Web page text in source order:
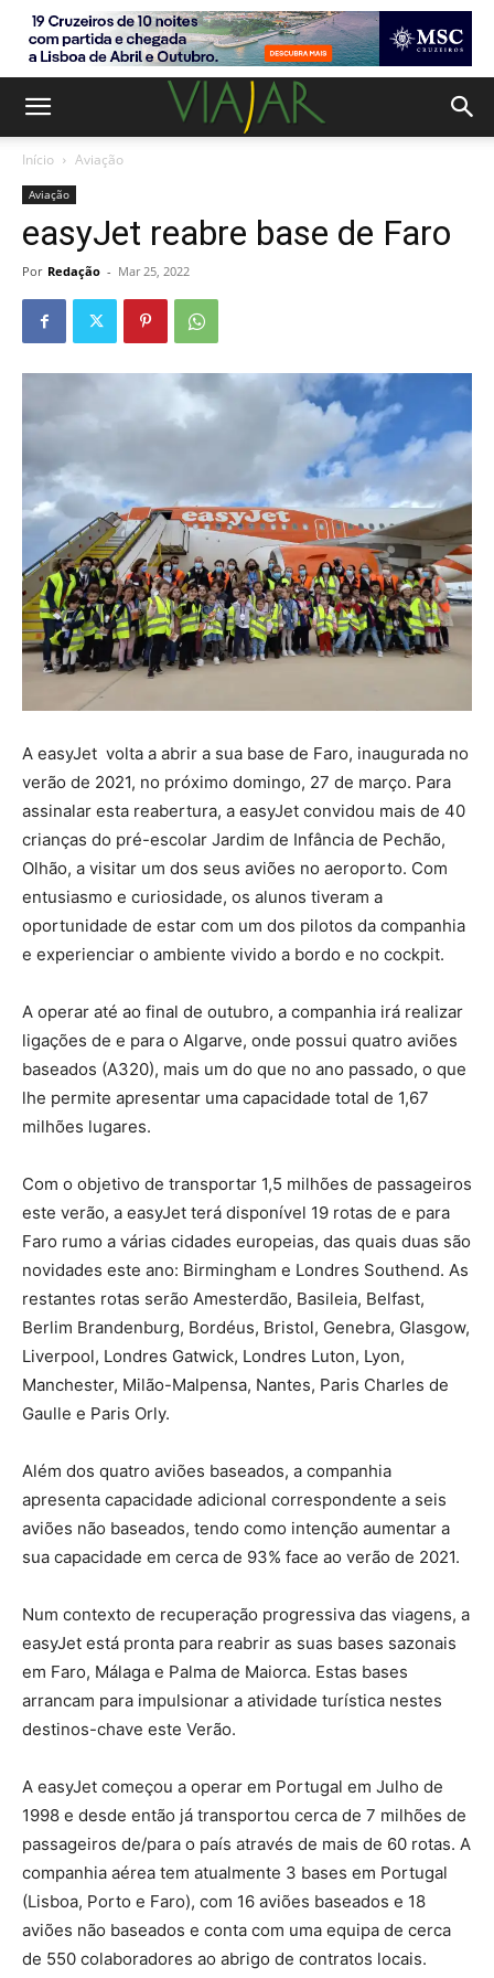
Início Aviação
Aviação
easyJet reabre base de Faro
Por Redação - Mar 25, 2022
A easyJet volta a abrir a sua base de Faro, inaugurada no
verão de 2021, no próximo domingo, 27 de março. Para
assinalar esta reabertura, a easyJet convidou mais de 40
crianças do pré-escolar Jardim de Infância de Pechão,
Olhão, a visitar um dos seus aviões no aeroporto. Com
entusiasmo e curiosidade, os alunos tiveram a
oportunidade de estar com um dos pilotos da companhia
e experienciar o ambiente vivido a bordo e no cockpit.
A operar até ao final de outubro, a companhia irá realizar
ligações de e para o Algarve, onde possui quatro aviões
baseados (A320), mais um do que no ano passado, o que
lhe permite apresentar uma capacidade total de 1,67
milhões lugares.
Com o objetivo de transportar 1,5 milhões de passageiros
este verão, a easyJet terá disponível 19 rotas de e para
Faro rumo a várias cidades europeias, das quais duas são
novidades este ano: Birmingham e Londres Southend. As
restantes rotas serão Amesterdão, Basileia, Belfast,
Berlim Brandenburg, Bordéus, Bristol, Genebra, Glasgow,
Liverpool, Londres Gatwick, Londres Luton, Lyon,
Manchester, Milão-Malpensa, Nantes, Paris Charles de
Gaulle e Paris Orly.
Além dos quatro aviões baseados, a companhia
apresenta capacidade adicional correspondente a seis
aviões não baseados, tendo como intenção aumentar a
sua capacidade em cerca de 93% face ao verão de 2021.
Num contexto de recuperação progressiva das viagens, a
easyJet está pronta para reabrir as suas bases sazonais
em Faro, Málaga e Palma de Maiorca. Estas bases
arrancam para impulsionar a atividade turística nestes
destinos-chave este Verão.
A easyJet começou a operar em Portugal em Julho de
1998 e desde então já transportou cerca de 7 milhões de
passageiros de/para o país através de mais de 60 rotas. A
companhia aérea tem atualmente 3 bases em Portugal
(Lisboa, Porto e Faro), com 16 aviões baseados e 18
aviões não baseados e conta com uma equipa de cerca
de 550 colaboradores ao abrigo de contratos locais.